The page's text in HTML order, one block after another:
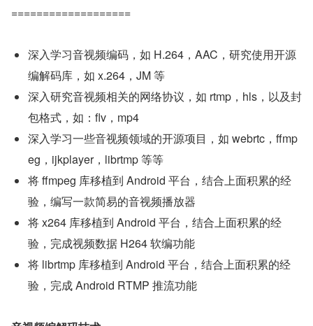
===================
深入学习音视频编码，如 H.264，AAC，研究使用开源
编解码库，如 x.264，JM 等
深入研究音视频相关的网络协议，如 rtmp，hls，以及封
包格式，如：flv，mp4
深入学习一些音视频领域的开源项目，如 webrtc，ffmp
eg，ijkplayer，librtmp 等等
将 ffmpeg 库移植到 Android 平台，结合上面积累的经
验，编写一款简易的音视频播放器
将 x264 库移植到 Android 平台，结合上面积累的经
验，完成视频数据 H264 软编功能
将 librtmp 库移植到 Android 平台，结合上面积累的经
验，完成 Android RTMP 推流功能